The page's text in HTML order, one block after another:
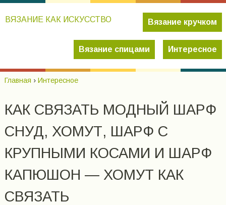
ВЯЗАНИЕ КАК ИСКУССТВО Вязание кручком
Вязание спицами Интересное
Главная › Интересное
КАК СВЯЗАТЬ МОДНЫЙ ШАРФ
СНУД, ХОМУТ, ШАРФ С
КРУПНЫМИ КОСАМИ И ШАРФ
КАПЮШОН — ХОМУТ КАК
СВЯЗАТЬ